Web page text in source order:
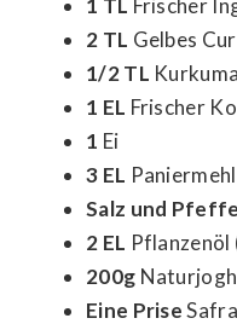
1 TL Frischer
2 TL Gelbes
1/2 TL Kurkuma
1 EL Frischer
1 Ei
3 EL Paniermehl
Salz und
2 EL Pflanzenöl
200g
Eine Prise